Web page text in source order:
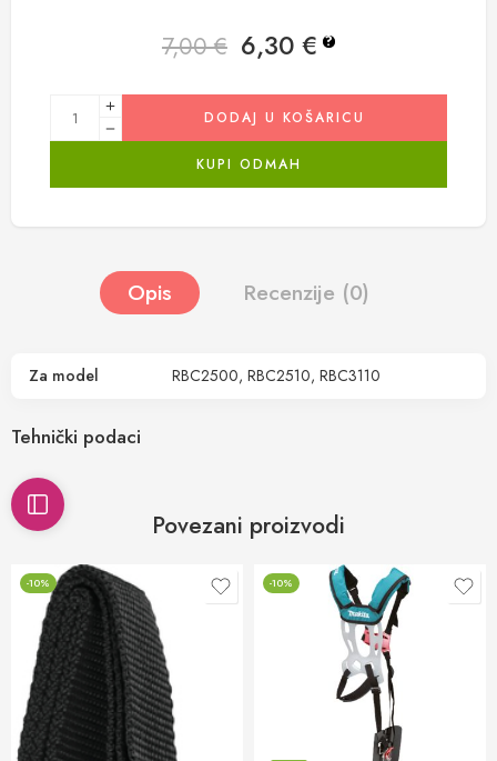
7,00€ 6,30 € ?
DODAJ U KOŠARICU
KUPI ODMAH
Opis Recenzije (0)
Tehnički podaci
Za model RBC2500, RBC2510, RBC3110
Povezani proizvodi
-10% -10%